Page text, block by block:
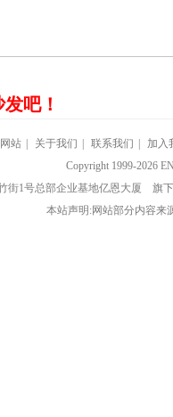
吧！
站 关于我们 联系我们
加入
Copyright 1999-2026
街1号总部企业基地亿恩大厦 旗
本站声明:网站部分内容来